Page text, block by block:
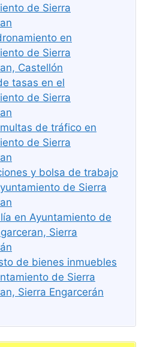
de Sierra
en
de Sierra
Castellón
tasas en el
de Sierra
de tráfico en
de Sierra
y bolsa de trabajo
de Sierra
en Ayuntamiento de
Sierra
de bienes inmuebles
de Sierra
Sierra Engarcerán